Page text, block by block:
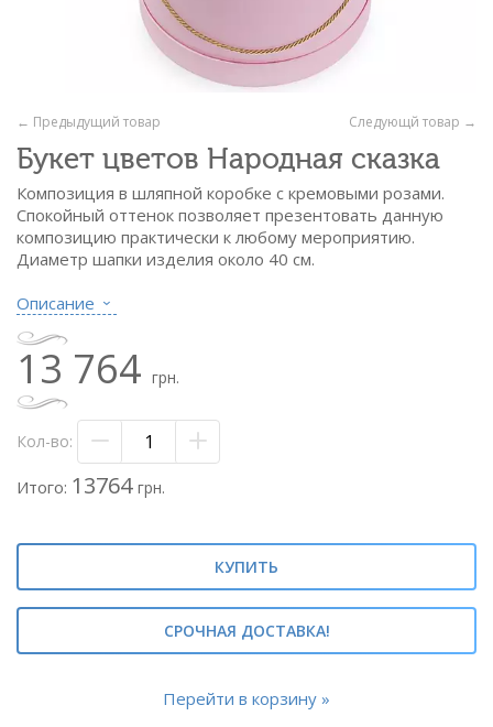
Следующй товар →
← Предыдущий товар
Букет цветов Народная сказка
Композиция в шляпной коробке с кремовыми розами.
Спокойный оттенок позволяет презентовать данную
композицию практически к любому мероприятию.
Диаметр шапки изделия около 40 см.
Состав:
- шляпная коробка светлая
- флористический оазис
- лента атласная
Метки: #101 роза в коробке#коробка с розой#коробка с
розами#коробка со 101 розой#
#шляпная коробка с розами#шляпная коробка с
розой#коробка с кремовой розой#
Описание
13 764 грн.
Кол-во:
Итого: 13764 грн.
КУПИТЬ
СРОЧНАЯ ДОСТАВКА!
Перейти в корзину »